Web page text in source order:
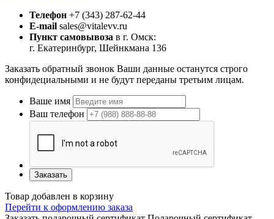
Телефон +7 (343) 287-62-44
E-mail sales@vitalevv.ru
Пункт самовывоза в г. Омск:
г. Екатеринбург, Шейнкмана 136
Заказать обратный звонок Ваши данные останутся строго
конфидециальными и не будут переданы третьим лицам.
Ваше имя
Ваш телефон
Заказать
Товар добавлен в корзину
Перейти к оформлению заказа